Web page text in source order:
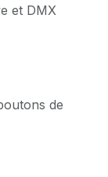
et DMX
de